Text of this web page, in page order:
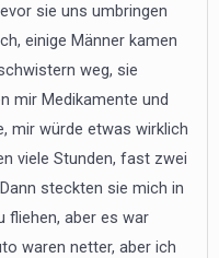
sie uns umbringen
einige Männer kamen
weg, sie
mir Medikamente und
mir würde etwas wirklich
viele Stunden, fast zwei
steckten sie mich in
fliehen, aber es war
waren netter, aber ich